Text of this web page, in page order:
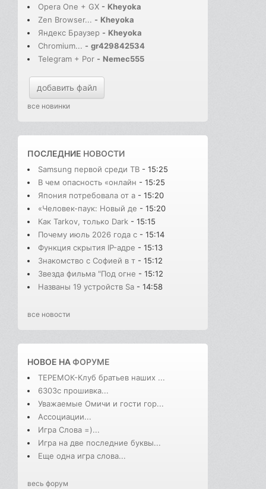
Opera One + GX - Kheyoka
Zen Browser... - Kheyoka
Яндекс Браузер - Kheyoka
Chromium... - gr429842534
Telegram + Por - Nemec555
добавить файл
все новинки
ПОСЛЕДНИЕ НОВОСТИ
Samsung первой среди ТВ - 15:25
В чем опасность «онлайн - 15:25
Япония потребовала от а - 15:20
«Человек-паук: Новый де - 15:20
Как Tarkov, только Dark - 15:15
Почему июль 2026 года с - 15:14
Функция скрытия IP-адре - 15:13
Знакомство с Софией в т - 15:12
Звезда фильма "Под огне - 15:12
Названы 19 устройств Sa - 14:58
все новости
НОВОЕ НАФОРУМЕ
ТЕРЕМОК-Клуб братьев наших ...
6303с прошивка...
Уважаемые Омичи и гости гор...
Ассоциации...
Игра Слова =)...
Игра на две последние буквы...
Еще одна игра слова...
весь форум